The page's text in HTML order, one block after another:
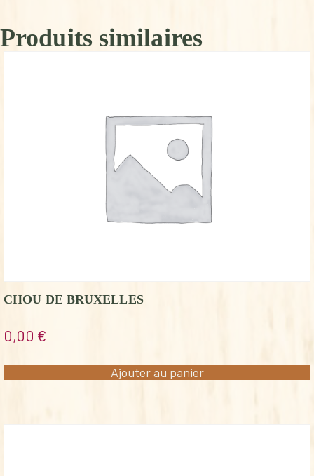
Produits similaires
CHOU DE BRUXELLES
0,00 €
Ajouter au panier